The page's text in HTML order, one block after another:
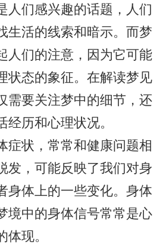
人们感兴趣的话题，人们
生活的线索和暗示。而梦
人们的注意，因为它可能
状态的象征。在解读梦见
需要关注梦中的细节，还
经历和心理状况。
症状，常常和健康问题相
发，可能反映了我们对身
身体上的一些变化。身体
境中的身体信号常常是心
现。